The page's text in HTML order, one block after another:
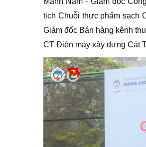
tịch Chuỗi thực phẩm sạch
Giám đốc Bán hàng kênh
CT Điện máy xây dựng Cát